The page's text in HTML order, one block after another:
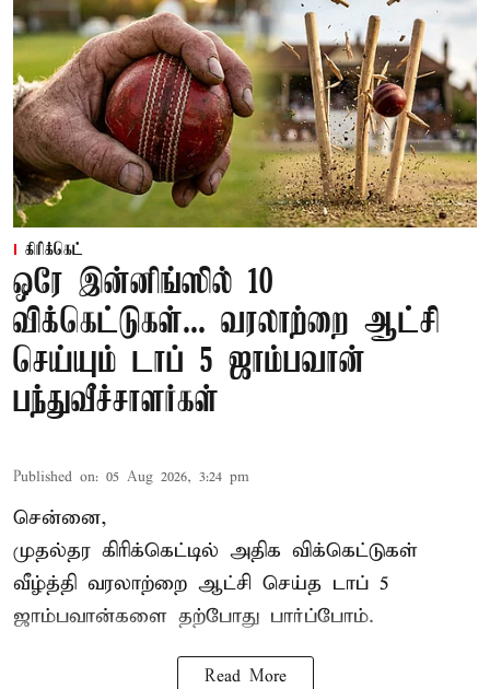
கிரிக்கெட்
ஒரே இன்னிங்ஸில் 10
விக்கெட்டுகள்... வரலாற்றை ஆட்சி
செய்யும் டாப் 5 ஜாம்பவான்
பந்துவீச்சாளர்கள்
Published on: 05 Aug 2026, 3:24 pm
சென்னை,
முதல்தர கிரிக்கெட்டில் அதிக விக்கெட்டுகள்
வீழ்த்தி வரலாற்றை ஆட்சி செய்த டாப் 5
ஜாம்பவான்களை தற்போது பார்ப்போம்.
Read More